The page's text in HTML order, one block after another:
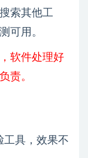
索其他工
可用。
软件处理好
责。
工具，效果不